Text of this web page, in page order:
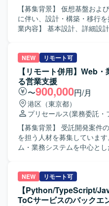
【募集背景】 仮想基盤およ
に伴い、設計・構築・移行を担
業内容】 基本設計、詳細設
ュメントを作成します。 【求める人物像】 自ら能動的にタ
スクに取り組める方を求め
ニケーションを取りながら
す。 【ポジションの魅力】 基本設計から構築、移行、DR
試験まで一連の工程に携わること
境】 vSphere、Linux、
Active Directory、
NEW リモート可
【リモート併用】Web
る営業支援
〜900,000円/月
港区（東京都）
プリセールス(業務委託・
【募集背景】 受託開発案件
を担う人材を募集しています。 【作業内容】 Webシ
ム・業務システムを中心と
携した提案内容の具体化を
動、見積調整、クロージン
存顧客深耕による案件創出を
NEW リモート可
【Python/TypeScript/
ToCサービスのバックエ